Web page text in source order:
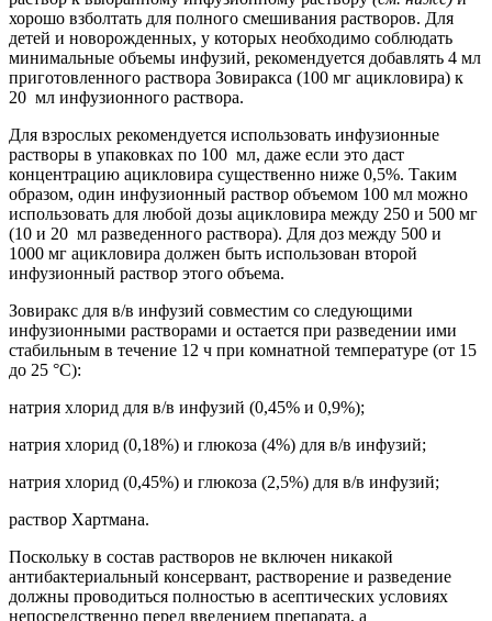
хорошо взболтать для полного смешивания растворов. Для
детей и новорожденных, у которых необходимо соблюдать
минимальные объемы инфузий, рекомендуется добавлять 4 мл
приготовленного раствора Зовиракса (100 мг ацикловира) к
20 мл инфузионного раствора.
Для взрослых рекомендуется использовать инфузионные
растворы в упаковках по 100 мл, даже если это даст
концентрацию ацикловира существенно ниже 0,5%. Таким
образом, один инфузионный раствор объемом 100 мл можно
использовать для любой дозы ацикловира между 250 и 500 мг
(10 и 20 мл разведенного раствора). Для доз между 500 и
1000 мг ацикловира должен быть использован второй
инфузионный раствор этого объема.
Зовиракс для в/в инфузий совместим со следующими
инфузионными растворами и остается при разведении ими
стабильным в течение 12 ч при комнатной температуре (от 15
до 25 °C):
натрия хлорид для в/в инфузий (0,45% и 0,9%);
натрия хлорид (0,18%) и глюкоза (4%) для в/в инфузий;
натрия хлорид (0,45%) и глюкоза (2,5%) для в/в инфузий;
раствор Хартмана.
Поскольку в состав растворов не включен никакой
антибактериальный консервант, растворение и разведение
должны проводиться полностью в асептических условиях
непосредственно перед введением препарата, а